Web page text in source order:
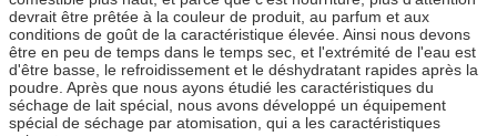
devrait être prêtée à la couleur de produit, au parfum et aux
conditions de goût de la caractéristique élevée. Ainsi nous devons
être en peu de temps dans le temps sec, et l'extrémité de l'eau est
d'être basse, le refroidissement et le déshydratant rapides après la
poudre. Après que nous ayons étudié les caractéristiques du
séchage de lait spécial, nous avons développé un équipement
spécial de séchage par atomisation, qui a les caractéristiques